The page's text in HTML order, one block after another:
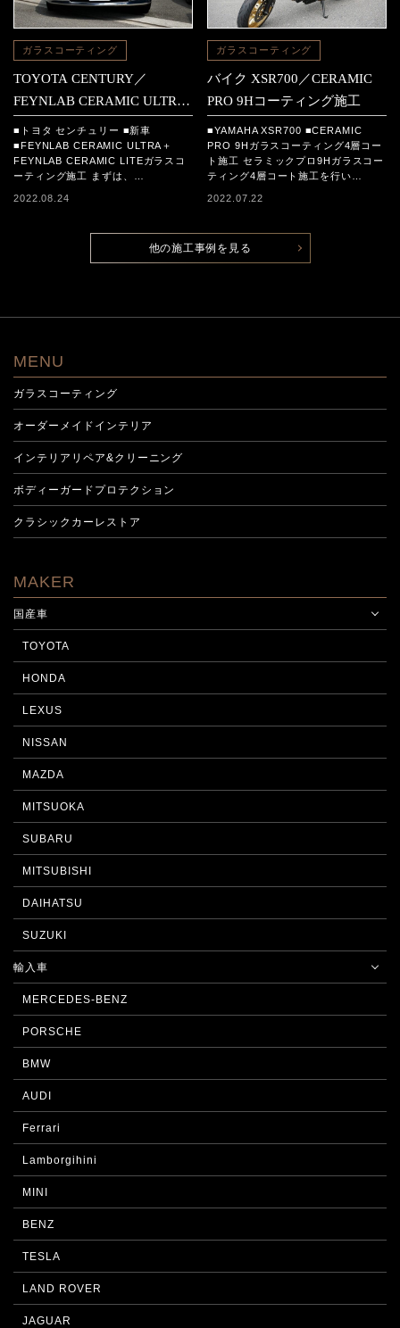
ガラスコーティング
TOYOTA CENTURY／
FEYNLAB CERAMIC ULTRA
＋FEYNLAB CERAMIC LITE
コーティング施工
■トヨタ センチュリー ■新車
■FEYNLAB CERAMIC ULTRA＋
FEYNLAB CERAMIC LITEガラスコ
ーティング施工 まずは、…
2022.08.24
ガラスコーティング
バイク XSR700／CERAMIC
PRO 9Hコーティング施工
■YAMAHA XSR700 ■CERAMIC
PRO 9Hガラスコーティング4層コー
ト施工 セラミックプロ9Hガラスコー
ティング4層コート施工を行い…
2022.07.22
他の施工事例を見る
MENU
ガラスコーティング
オーダーメイドインテリア
インテリアリペア&クリーニング
ボディーガードプロテクション
クラシックカーレストア
MAKER
国産車
TOYOTA
HONDA
LEXUS
NISSAN
MAZDA
MITSUOKA
SUBARU
MITSUBISHI
DAIHATSU
SUZUKI
輸入車
MERCEDES-BENZ
PORSCHE
BMW
AUDI
Ferrari
Lamborgihini
MINI
BENZ
TESLA
LAND ROVER
JAGUAR